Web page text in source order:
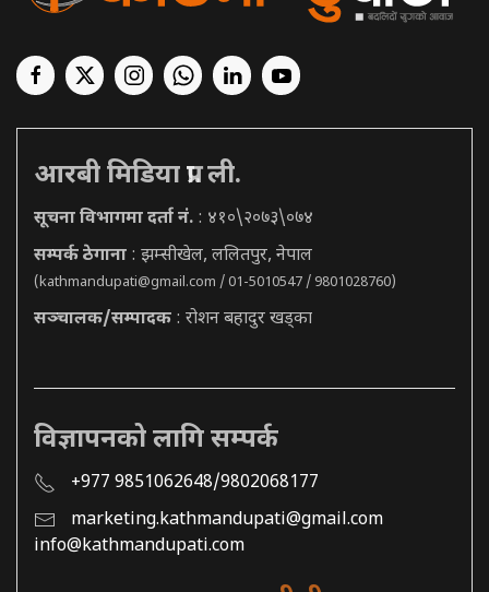
आरबी मिडिया प्रा. ली.
सूचना विभागमा दर्ता नं. : ४१०\२०७३\०७४
सम्पर्क ठेगाना : झम्सीखेल, ललितपुर, नेपाल
(kathmandupati@gmail.com / 01-5010547 / 9801028760)
सञ्चालक/सम्पादक : रोशन बहादुर खड्का
विज्ञापनको लागि सम्पर्क
+977 9851062648/9802068177
marketing.kathmandupati@gmail.com
info@kathmandupati.com